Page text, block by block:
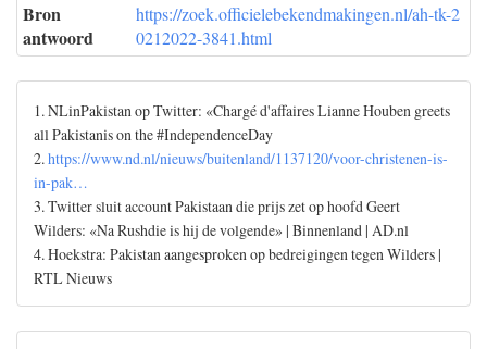
Bron
antwoord
https://zoek.officielebekendmakingen.nl/ah-tk-2
0212022-3841.html
1. NLinPakistan op Twitter: «Chargé d'affaires Lianne Houben greets
all Pakistanis on the #IndependenceDay
2.https://www.nd.nl/nieuws/buitenland/1137120/voor-christenen-is-
in-pak…
3. Twitter sluit account Pakistaan die prijs zet op hoofd Geert
Wilders: «Na Rushdie is hij de volgende» | Binnenland | AD.nl
4. Hoekstra: Pakistan aangesproken op bedreigingen tegen Wilders |
RTL Nieuws